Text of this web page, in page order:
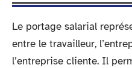
Le portage salarial
entre le travailleur,
l’entreprise cliente. Il